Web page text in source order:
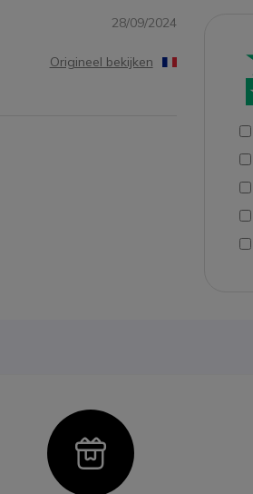
28/09/2024
Origineel bekijken
Icon